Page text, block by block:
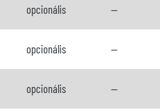
opcionális --
opcionális --
opcionális --